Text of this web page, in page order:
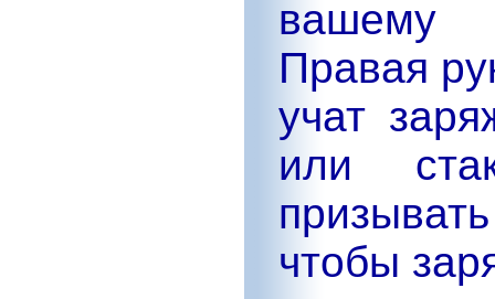
вашему
Правая
учат
или
чтобы